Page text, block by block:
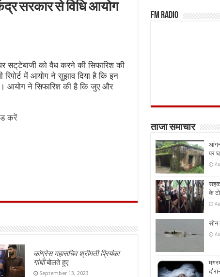
केंद्र सरकार से विधि आयोग
को वैध करने की सिफारिश की
में आयोग ने सुझाव दिया है कि इन
आयोग ने सिफारिश की है कि जुए और
करें
कांग्रेस महासचिव श्रीमती प्रियंका
गांधीबोलते हुए
September 13, 2023
FM Radio
ताजा समाचार
पर
के
सोन